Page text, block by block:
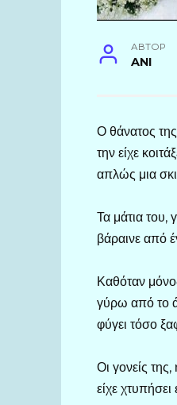
АВТОР
ANI
Ο θάνατος
την είχε
απλώς μια
Τα μάτια του,
βάραινε από
Καθόταν
γύρω από το
φύγει τόσο
Οι γονείς
είχε